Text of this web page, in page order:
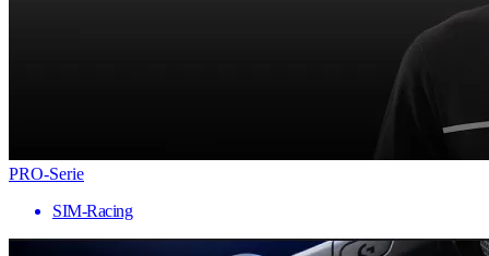
PRO-Serie
SIM-Racing